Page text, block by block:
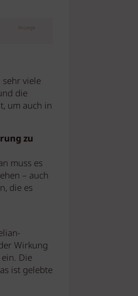
Anzeige
viele
die
um auch in
zu
muss es
– auch
die es
Wirkung
Die
ist gelebte